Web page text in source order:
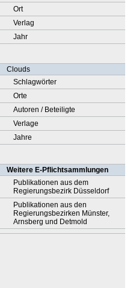
Ort
Verlag
Jahr
Clouds
Schlagwörter
Orte
Autoren / Beteiligte
Verlage
Jahre
Weitere E-Pflichtsammlungen
Publikationen aus dem
Regierungsbezirk Düsseldorf
Publikationen aus den
Regierungsbezirken Münster,
Arnsberg und Detmold